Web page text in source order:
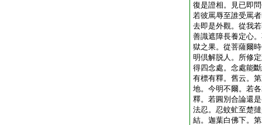
復是證相。見已即
若彼罵辱至誰受罵
去即是外觀。從我
善識遮障長養定心
獄之果。從菩薩爾
明倶解脱人。所修
得四念處。念處能
有標有釋。舊云。
地。今明不爾。若
釋。若圓別合論還
法忍。忍蚊虻至楚
結。迦葉白佛下。